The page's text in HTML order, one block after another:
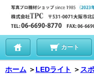
カート
ホーム ＞ LEDライト ＞ ス